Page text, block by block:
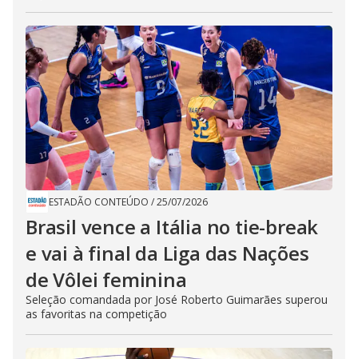
ESTADÃO CONTEÚDO /25/07/2026
Brasil vence a Itália no tie-break
e vai à final da Liga das Nações
de Vôlei feminina
Seleção comandada por José Roberto Guimarães superou
as favoritas na competição